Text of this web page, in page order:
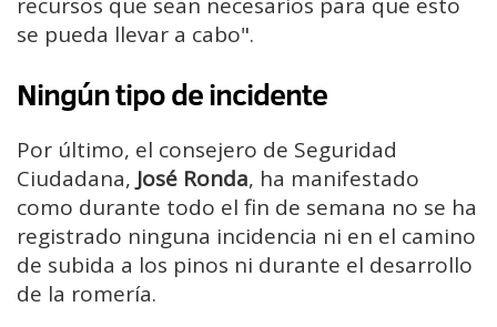
recursos que sean necesarios para que esto
se pueda llevar a cabo".
Ningún tipo de incidente
Por último, el consejero de Seguridad
Ciudadana, José Ronda, ha manifestado
como durante todo el fin de semana no se ha
registrado ninguna incidencia ni en el camino
de subida a los pinos ni durante el desarrollo
de la romería.